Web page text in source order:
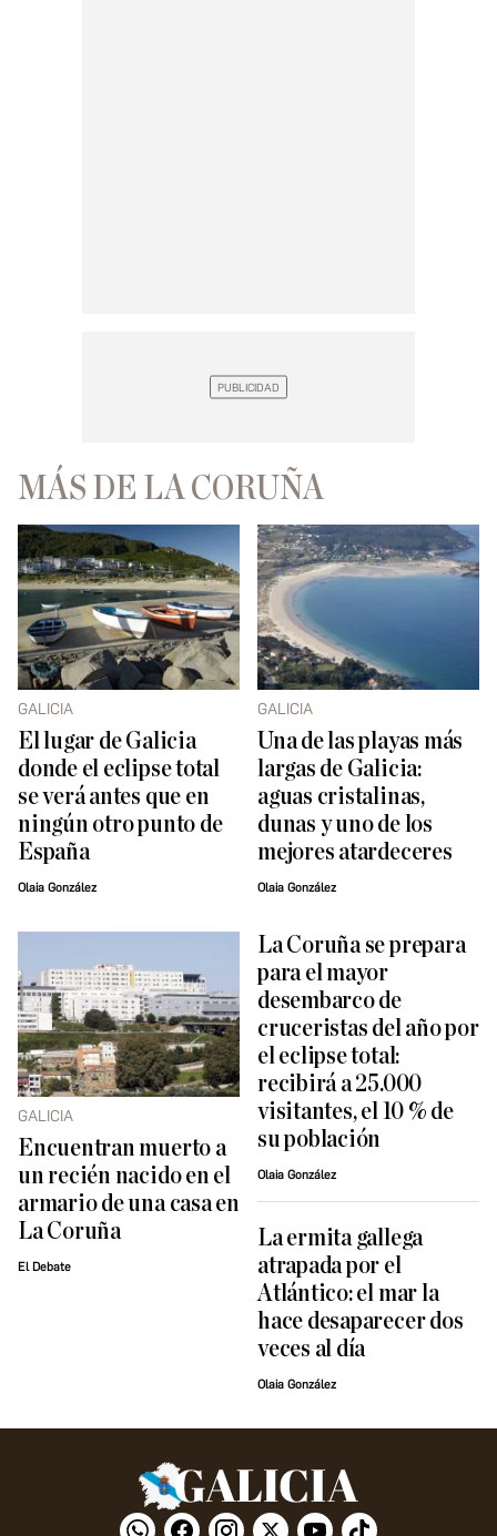
MÁS DE LA CORUÑA
GALICIA
El lugar de Galicia
donde el eclipse total
se verá antes que en
ningún otro punto de
España
Olaia González
GALICIA
Una de las playas más
largas de Galicia:
aguas cristalinas,
dunas y uno de los
mejores atardeceres
Olaia González
GALICIA
Encuentran muerto a
un recién nacido en el
armario de una casa en
La Coruña
El Debate
La Coruña se prepara
para el mayor
desembarco de
cruceristas del año por
el eclipse total:
recibirá a 25.000
visitantes, el 10 % de
su población
Olaia González
La ermita gallega
atrapada por el
Atlántico: el mar la
hace desaparecer dos
veces al día
Olaia González